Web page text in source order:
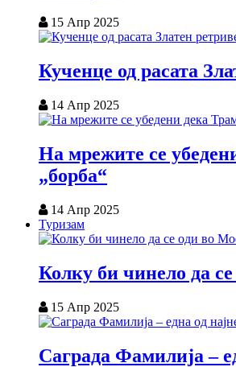
15 Апр 2025
Кученце од расата
14 Апр 2025
На мрежите се
„борба“
14 Апр 2025
Туризам
Колку би чинело да
15 Апр 2025
Саграда Фамилија –